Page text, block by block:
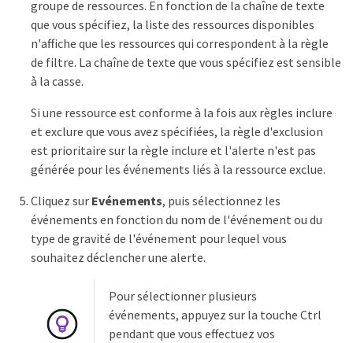
groupe de ressources. En fonction de la chaîne de texte
que vous spécifiez, la liste des ressources disponibles
n'affiche que les ressources qui correspondent à la règle
de filtre. La chaîne de texte que vous spécifiez est sensible
à la casse.
Si une ressource est conforme à la fois aux règles inclure
et exclure que vous avez spécifiées, la règle d'exclusion
est prioritaire sur la règle inclure et l'alerte n'est pas
générée pour les événements liés à la ressource exclue.
Cliquez sur Evénements, puis sélectionnez les
événements en fonction du nom de l'événement ou du
type de gravité de l'événement pour lequel vous
souhaitez déclencher une alerte.
Pour sélectionner plusieurs
événements, appuyez sur la touche Ctrl
pendant que vous effectuez vos